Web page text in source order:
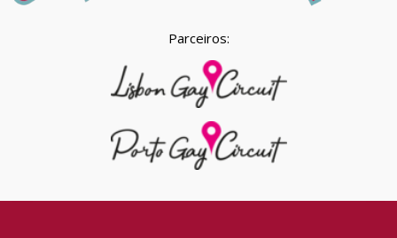
Parceiros: